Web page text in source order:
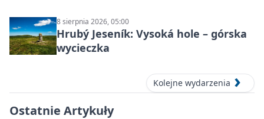
8 sierpnia 2026, 05:00
Hrubý Jeseník: Vysoká hole – górska
wycieczka
Kolejne wydarzenia
Ostatnie Artykuły